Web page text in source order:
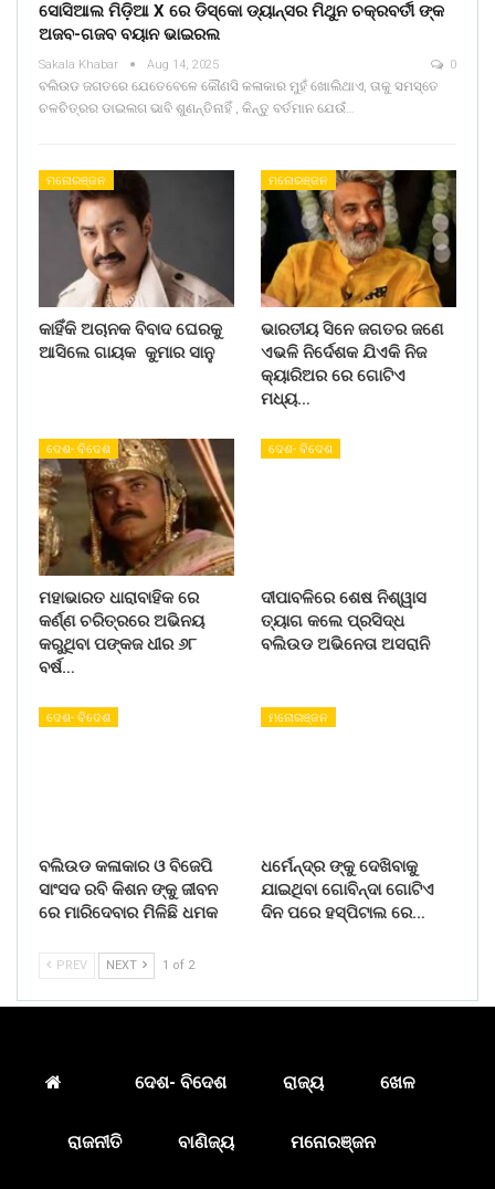
ସୋସିଆଲ ମିଡ଼ିଆ X ରେ ଡିସ୍କୋ ଡ୍ୟାନ୍ସର ମିଥୁନ ଚକ୍ରବର୍ତୀ ଙ୍କ
ଅଜବ-ଗଜବ ବୟାନ ଭାଇରଲ
Sakala Khabar Aug 14, 2025 0
ବଲିଉଡ ଜଗତରେ ଯେତେବେଳେ କୌଣସି କଳାକାର ମୁହଁ ଖୋଲିଥାଏ, ତାକୁ ସମସ୍ତେ
ଚଳଚିତ୍ରର ଡାଇଲଗ ଭାବି ଶୁଣନ୍ତିନାହିଁ , କିନ୍ତୁ ବର୍ତମାନ ଯେଉଁ…
ମନୋରଞ୍ଜନ
କାହିଁକି ଅଚାନକ ବିବାଦ ଘେରକୁ
ଆସିଲେ ଗାୟକ କୁମାର ସାନୁ
ମନୋରଞ୍ଜନ
ଭାରତୀୟ ସିନେ ଜଗତର ଜଣେ
ଏଭଳି ନିର୍ଦେଶକ ଯିଏକି ନିଜ
କ୍ୟାରିଅର ରେ ଗୋଟିଏ
ମଧ୍ୟ…
ଦେଶ- ବିଦେଶ
ମହାଭାରତ ଧାରାବାହିକ ରେ
କର୍ଣ୍ଣ ଚରିତ୍ରରେ ଅଭିନୟ
କରୁଥିବା ପଙ୍କଜ ଧୀର ୬୮
ବର୍ଷ…
ଦେଶ- ବିଦେଶ
ଦୀପାବଳିରେ ଶେଷ ନିଶ୍ୱାସ
ତ୍ୟାଗ କଲେ ପ୍ରସିଦ୍ଧ
ବଲିଉଡ ଅଭିନେତା ଅସରାନି
ଦେଶ- ବିଦେଶ
ବଲିଉଡ କଳାକାର ଓ ବିଜେପି
ସାଂସଦ ରବି କିଶନ ଙ୍କୁ ଜୀବନ
ରେ ମାରିଦେବାର ମିଳିଛି ଧମକ
ମନୋରଞ୍ଜନ
ଧର୍ମେନ୍ଦ୍ର ଙ୍କୁ ଦେଖିବାକୁ
ଯାଇଥିବା ଗୋବିନ୍ଦା ଗୋଟିଏ
ଦିନ ପରେ ହସ୍ପିଟାଲ ରେ…
PREV NEXT 1 of 2
ଦେଶ- ବିଦେଶ ରାଜ୍ୟ ଖେଳ
ରାଜନୀତି ବାଣିଜ୍ୟ ମନୋରଞ୍ଜନ